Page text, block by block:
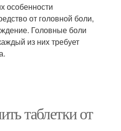
особенности
от головной боли,
Головные боли
из них требует
таблетки от